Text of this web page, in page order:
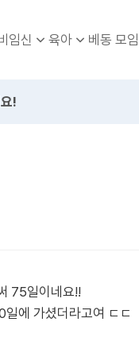
임신 육아 베동 모임
!
75일이네요!!
에 가셨더라고여 ㄷㄷ